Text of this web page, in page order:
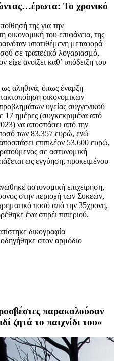
Το χρονικό
της για την
οικονομική του επιφάνεια, της
υποτιθέμενη μεταφορά
σε τραπεζικό λογαριασμό,
είχε ανοίξει καθ’ υπόδειξη του
αληθινά, όπως έναρξη
οικονομικών
υγείας συγγενικού
ημέρες (συγκεκριμένα από
να αποσπάσει από την
των 83.357 ευρώ, ενώ
επιπλέον 53.600 ευρώ,
σε αστυνομική
ως εγγύηση, προκειμένου
αστυνομική επιχείρηση,
στην περιοχή των Συκεών,
ποσό από την 35χρονη,
ένα σπρέι πιπεριού.
δικογραφία
στον αρμόδιο
παρακαλούσαν
ζητά το παιχνίδι του»